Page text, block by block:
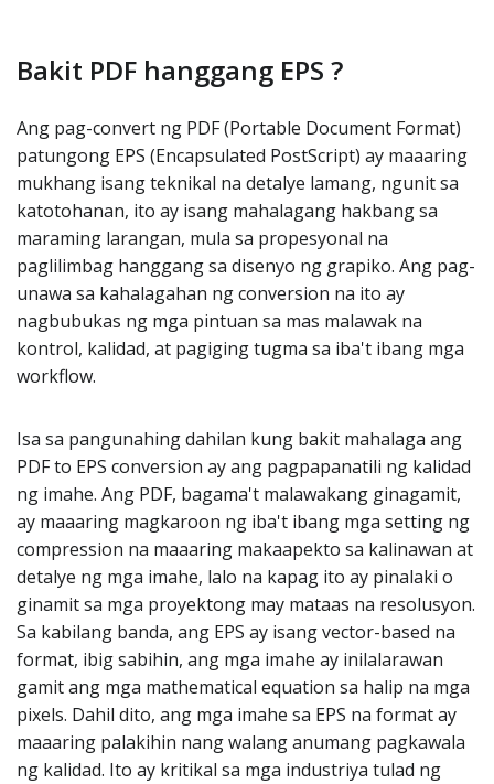
Bakit PDF hanggang EPS ?
Ang pag-convert ng PDF (Portable Document Format)
patungong EPS (Encapsulated PostScript) ay maaaring
mukhang isang teknikal na detalye lamang, ngunit sa
katotohanan, ito ay isang mahalagang hakbang sa
maraming larangan, mula sa propesyonal na
paglilimbag hanggang sa disenyo ng grapiko. Ang pag-
unawa sa kahalagahan ng conversion na ito ay
nagbubukas ng mga pintuan sa mas malawak na
kontrol, kalidad, at pagiging tugma sa iba't ibang mga
workflow.
Isa sa pangunahing dahilan kung bakit mahalaga ang
PDF to EPS conversion ay ang pagpapanatili ng kalidad
ng imahe. Ang PDF, bagama't malawakang ginagamit,
ay maaaring magkaroon ng iba't ibang mga setting ng
compression na maaaring makaapekto sa kalinawan at
detalye ng mga imahe, lalo na kapag ito ay pinalaki o
ginamit sa mga proyektong may mataas na resolusyon.
Sa kabilang banda, ang EPS ay isang vector-based na
format, ibig sabihin, ang mga imahe ay inilalarawan
gamit ang mga mathematical equation sa halip na mga
pixels. Dahil dito, ang mga imahe sa EPS na format ay
maaaring palakihin nang walang anumang pagkawala
ng kalidad. Ito ay kritikal sa mga industriya tulad ng